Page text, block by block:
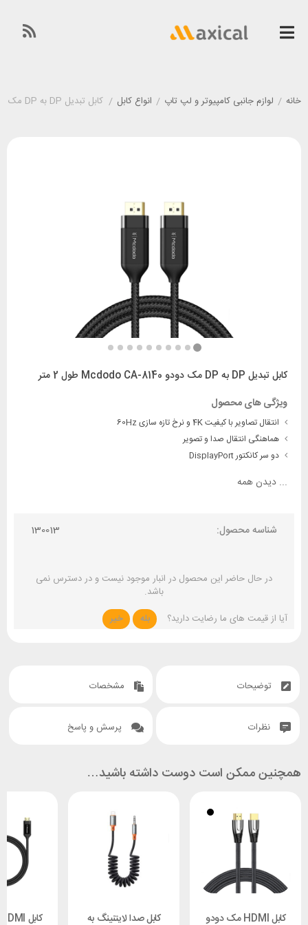
خانه / لوازم جانبی کامپیوتر و لپ تاپ / انواع کابل / کابل تبدیل DP به DP مک دودو Mcdodo CA-8140 طول 2 متر
کابل تبدیل DP به DP مک دودو Mcdodo CA-8140 طول 2 متر
ویژگی های محصول
انتقال تصاویر با کیفیت 4K و نرخ تازه سازی 60Hz
هماهنگی انتقال صدا و تصویر
دو سر کانکتور DisplayPort
... دیدن همه
شناسه محصول: 130013
در حال حاضر این محصول در انبار موجود نیست و در دسترس نمی
باشد.
آیا از قیمت های ما رضایت دارید؟
بله خیر
توضیحات مشخصات
نظرات پرسش و پاسخ
همچنین ممکن است دوست داشته باشید…
کابل HDMI مک دودو
کابل صدا لایتنینگ به